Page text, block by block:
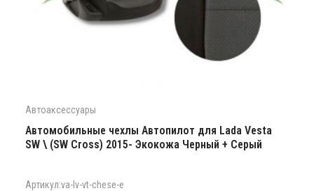
Автоаксессуары
Автомобильные чехлы Автопилот для Lada Vesta
SW \ (SW Cross) 2015- Экокожа Черный + Серый
Артикул:va-lv-vt-chese-e